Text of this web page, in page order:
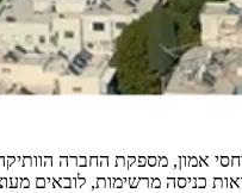
אמון, מספקת החברה
כניסה מרשימות, לובאים